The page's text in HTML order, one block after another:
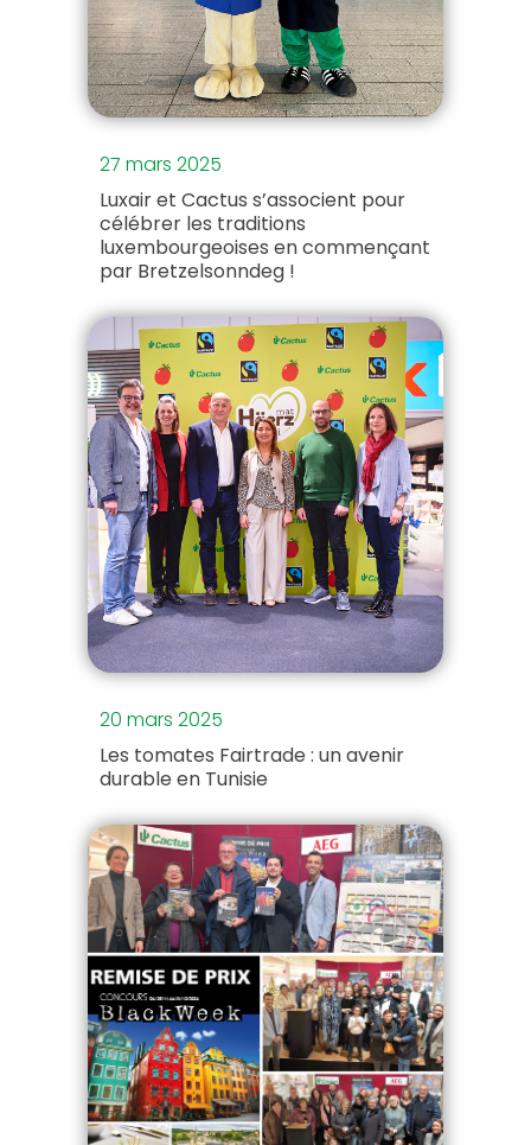
27 mars 2025
Luxair et Cactus s’associent pour
célébrer les traditions
luxembourgeoises en commençant
par Bretzelsonndeg !
20 mars 2025
Les tomates Fairtrade : un avenir
durable en Tunisie